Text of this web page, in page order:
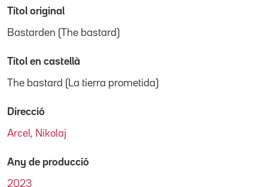
Títol original
Bastarden (The bastard)
Títol en castellà
The bastard (La tierra prometida)
Direcció
Arcel, Nikolaj
Any de producció
2023